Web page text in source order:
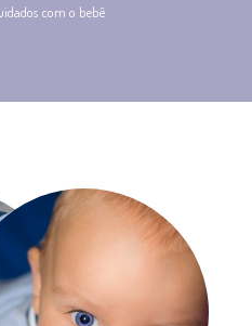
com o bebê